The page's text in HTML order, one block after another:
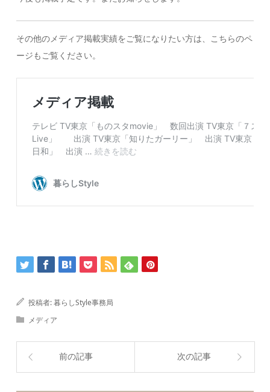
その他のメディア掲載実績をご覧になりたい方は、こちらのペ
ージもご覧ください。
投稿者:暮らしStyle事務局
メディア
前の記事 次の記事